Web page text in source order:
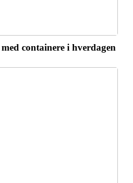
containere i hverdagen